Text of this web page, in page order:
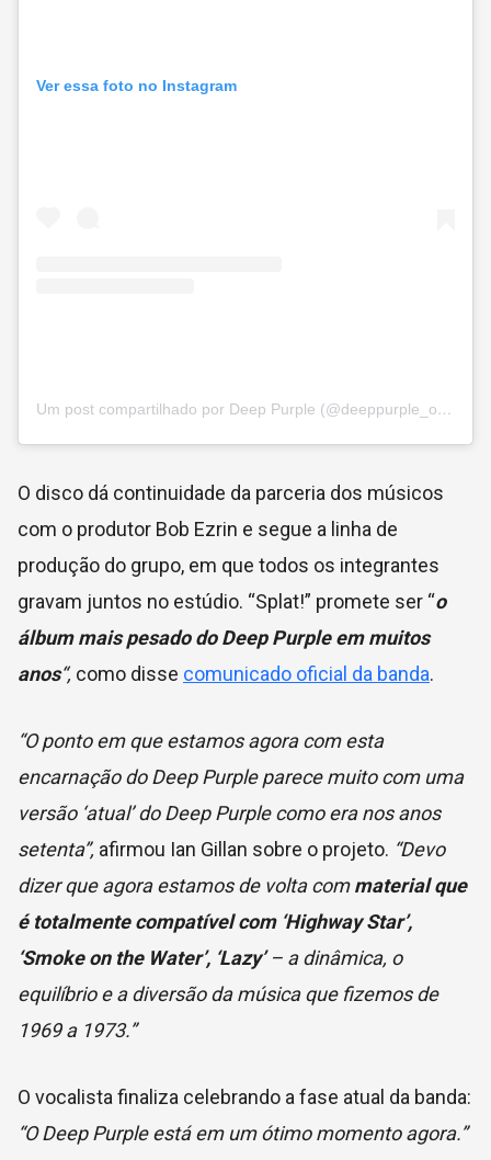
Ver essa foto no Instagram
Um post compartilhado por Deep Purple (@deeppurple_official)
O disco dá continuidade da parceria dos músicos
com o produtor Bob Ezrin e segue a linha de
produção do grupo, em que todos os integrantes
gravam juntos no estúdio. “Splat!” promete ser “o
álbum mais pesado do Deep Purple em muitos
anos“, como disse comunicado oficial da banda.
“O ponto em que estamos agora com esta
encarnação do Deep Purple parece muito com uma
versão ‘atual’ do Deep Purple como era nos anos
setenta”, afirmou Ian Gillan sobre o projeto. “Devo
dizer que agora estamos de volta commaterial que
é totalmente compatível com ‘Highway Star’,
‘Smoke on the Water’, ‘Lazy’– a dinâmica, o
equilíbrio e a diversão da música que fizemos de
1969 a 1973.”
O vocalista finaliza celebrando a fase atual da banda:
“O Deep Purple está em um ótimo momento agora.”